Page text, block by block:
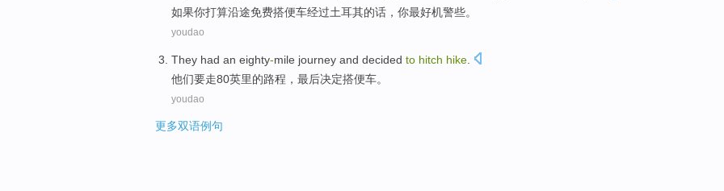
如果你打算沿途免费搭便车经过土耳其的话，你最好机警些。
youdao
They had an eighty-mile journey and decided to hitch hike
他们要走80英里的路程 ，最后决定搭便车。
youdao
更多双语例句